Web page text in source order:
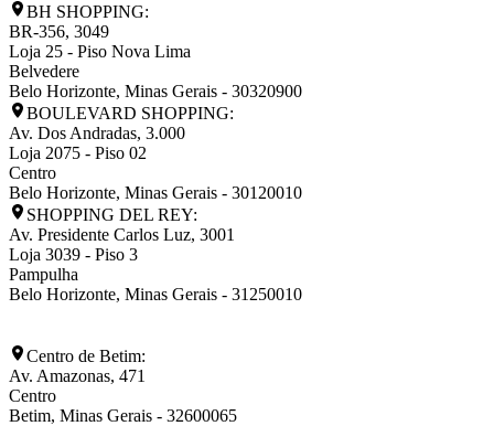
BH SHOPPING:
BR-356, 3049
Loja 25 - Piso Nova Lima
Belvedere
Belo Horizonte, Minas Gerais - 30320900
BOULEVARD SHOPPING:
Av. Dos Andradas, 3.000
Loja 2075 - Piso 02
Centro
Belo Horizonte, Minas Gerais - 30120010
SHOPPING DEL REY:
Av. Presidente Carlos Luz, 3001
Loja 3039 - Piso 3
Pampulha
Belo Horizonte, Minas Gerais - 31250010
Centro de Betim:
Av. Amazonas, 471
Centro
Betim, Minas Gerais - 32600065